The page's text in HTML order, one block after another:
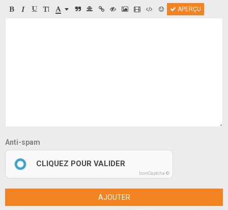
APERÇU
Anti-spam
CLIQUEZ POUR VALIDER
IconCaptcha ©
AJOUTER